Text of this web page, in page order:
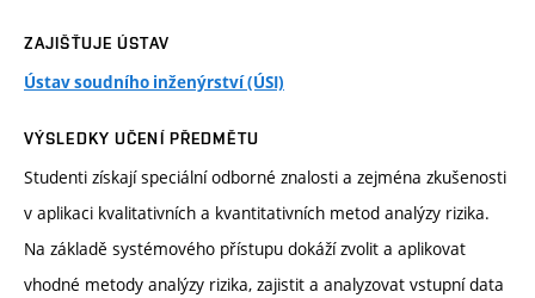
ZAJIŠŤUJE ÚSTAV
Ústav soudního inženýrství (ÚSI)
VÝSLEDKY UČENÍ PŘEDMĚTU
Studenti získají speciální odborné znalosti a zejména zkušenosti
v aplikaci kvalitativních a kvantitativních metod analýzy rizika.
Na základě systémového přístupu dokáží zvolit a aplikovat
vhodné metody analýzy rizika, zajistit a analyzovat vstupní data